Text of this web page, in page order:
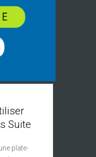
Suite
plate-